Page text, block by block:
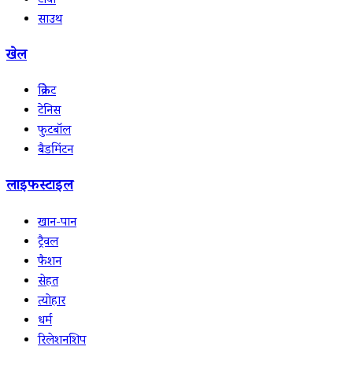
साउथ
खेल
क्रिकेट
टेनिस
फुटबॉल
बैडमिंटन
लाइफस्टाइल
खान-पान
ट्रैवल
फैशन
सेहत
त्योहार
धर्म
रिलेशनशिप